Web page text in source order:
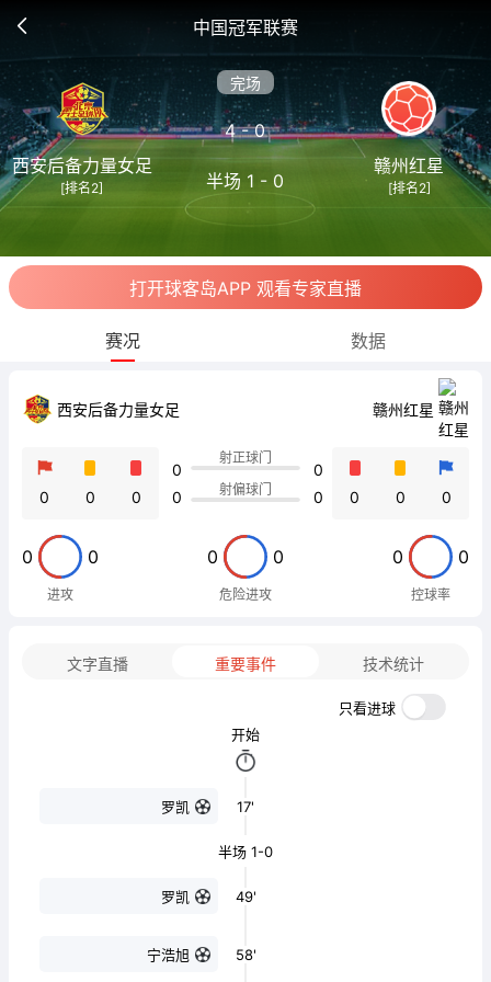
中国冠军联赛
西安后备力量女足
[排名2]
完场
4 - 0
半场 1 - 0
赣州红星
[排名2]
打开球客岛APP 观看专家直播
赛况 数据
西安后备力量女足 赣州红星
0 0 0
0
0
射正球门
射偏球门
0
0
0 0 0
0 0
进攻
0 0
危险进攻
0 0
控球率
文字直播 重要事件 技术统计
只看进球
开始
罗凯 17'
半场 1-0
罗凯 49'
宁浩旭 58'